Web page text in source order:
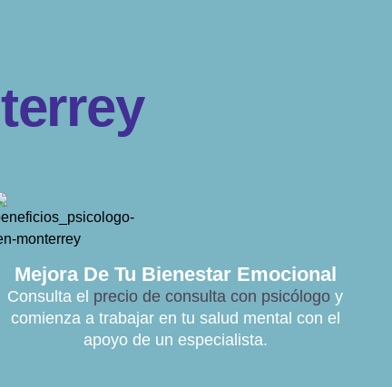
terrey
Mejora De Tu Bienestar Emocional
Consulta el precio de consulta con psicólogo y
comienza a trabajar en tu salud mental con el
apoyo de un especialista.